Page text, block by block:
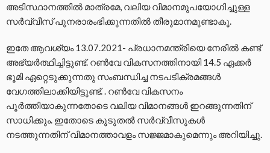
അടിസ്ഥാനത്തില്‍ മാത്രമേ, വലിയ വിമാനമുപയോഗിച്ചുള്ള
സര്‍വ്വീസ് പുനരാരംഭിക്കുന്നതില്‍ തീരുമാനമുണ്ടാകൂ.
ഇതേ ആവശ്യം 13.07.2021- പ്രധാനമന്ത്രിയെ നേരില്‍ കണ്ട്
അഭ്യര്‍ത്ഥിച്ചിട്ടുണ്ട്. റണ്‍വേ വികസനത്തിനായി 14.5 ഏക്കര്‍
ഭൂമി ഏറ്റെടുക്കുന്നതു സംബന്ധിച്ച നടപടിക്രമങ്ങള്‍
വേഗത്തിലാക്കിയിട്ടുണ്ട്‌. . റണ്‍വേ വികസനം
പൂര്‍ത്തിയാകുന്നതോടെ വലിയ വിമാനങ്ങള്‍ ഇറങ്ങുന്നതിന്
സാധിക്കും. ഇതോടെ കൂടുതല്‍ സര്‍വ്വീസുകള്‍
നടത്തുന്നതിന് വിമാനത്താവളം സജ്ജമാകുമെന്നും അറിയിച്ചു.